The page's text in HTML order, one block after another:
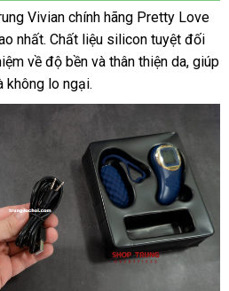
Vivian chính hãng Pretty Love
nhất. Chất liệu silicon tuyệt đối
về độ bền và thân thiện da, giúp
không lo ngại.